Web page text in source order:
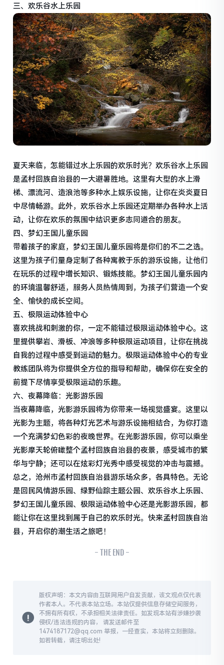
三、欢乐谷水上乐园
夏天来临，怎能错过水上乐园的欢乐时光？欢乐谷水上乐园
是孟村回族自治县的一大避暑胜地。这里有大型的水上滑
梯、漂流河、造浪池等多种水上娱乐设施，让你在炎炎夏日
中尽情畅游。此外，欢乐谷水上乐园还定期举办各种水上活
动，让你在欢乐的氛围中结识更多志同道合的朋友。
四、梦幻王国儿童乐园
带着孩子的家庭，梦幻王国儿童乐园将是你们的不二之选。
这里为孩子们量身定制了各种寓教于乐的游乐设施，让他们
在玩乐的过程中增长知识、锻炼技能。梦幻王国儿童乐园内
的环境温馨舒适，服务人员热情周到，为孩子们营造一个安
全、愉快的成长空间。
五、极限运动体验中心
喜欢挑战和刺激的你，一定不能错过极限运动体验中心。这
里提供攀岩、滑板、冲浪等多种极限运动项目，让你在挑战
自我的过程中感受到运动的魅力。极限运动体验中心的专业
教练团队将为你提供全方位的指导和帮助，确保你在安全的
前提下尽情享受极限运动的乐趣。
六、夜幕降临：光影游乐园
当夜幕降临，光影游乐园将为你带来一场视觉盛宴。这里以
光影为主题，将各种灯光艺术与游乐设施相结合，为你打造
一个充满梦幻色彩的夜晚世界。在光影游乐园，你可以乘坐
光影摩天轮俯瞰整个孟村回族自治县的夜景，感受城市的繁
华与宁静；还可以在炫彩灯光秀中感受视觉的冲击与震撼。
总之，沧州市孟村回族自治县游乐场众多，各具特色。无论
是回民风情游乐园、绿野仙踪主题公园、欢乐谷水上乐园、
梦幻王国儿童乐园、极限运动体验中心还是光影游乐园，都
能让你在这里找到属于自己的欢乐时光。快来孟村回族自治
县，开启你的潮生活之旅吧！
- THE END -
版权声明：本文内容由互联网用户自发贡献，该文观点仅代表
作者本人。不代表本站立场。本站仅提供信息存储空间服务，
不拥有所有权，不承担相关法律责任。如发现本站有涉嫌抄袭
侵权/违法违规的内容， 请发送邮件至
1474187172@qq.com 举报，一经查实，本站将立刻删除。
如若转载，请注明出处!